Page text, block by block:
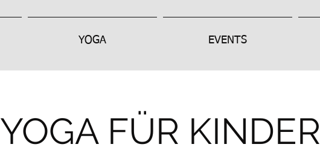
YOGA EVENTS
YOGA FÜR KINDER